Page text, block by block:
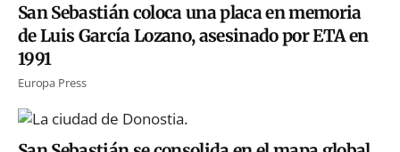
San Sebastián coloca una placa en memoria
de Luis García Lozano, asesinado por ETA en
1991
Europa Press